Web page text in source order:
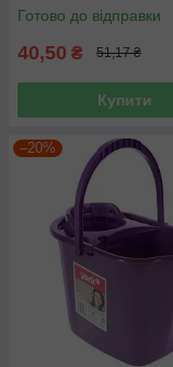
Готово до відправки
40,50 ₴ 51,17 ₴
Купити
–20%